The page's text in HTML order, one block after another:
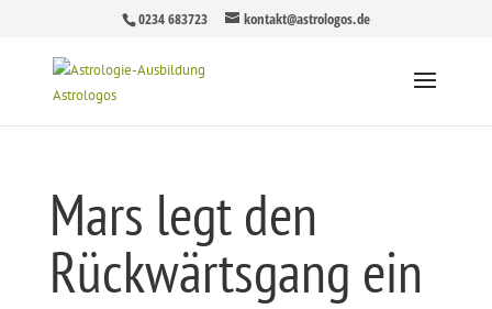
0234 683723 kontakt@astrologos.de
Mars legt den
Rückwärtsgang ein